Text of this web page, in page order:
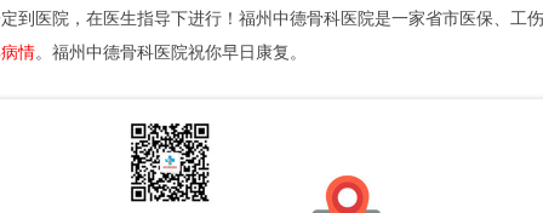
到医院，在医生指导下进行！福州中德骨科医院是一家省市医保、工
情。福州中德骨科医院祝你早日康复。